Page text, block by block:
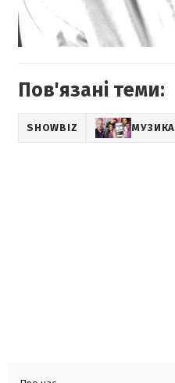
Пов'язані теми:
SHOWBIZ МУЗИКА